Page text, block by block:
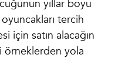
yıllar boyu
tercih
için satın alacağın
örneklerden yola